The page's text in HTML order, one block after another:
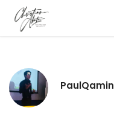
PaulQamin